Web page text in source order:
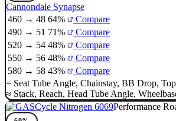
Cannondale Synapse
460 → 48 64%
Compare
490 → 51 71%
Compare
520 → 54 48%
Compare
550 → 56 48%
Compare
580 → 58 43%
Compare
= Seat Tube Angle, Chainstay, BB Drop,
≈ Stack, Reach, Head Tube Angle,
Performance